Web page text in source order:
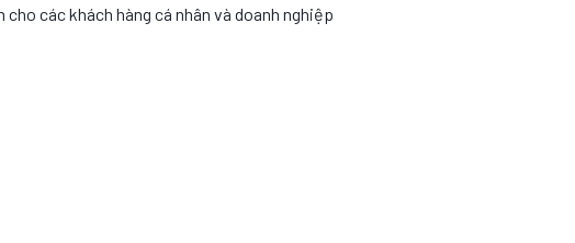
cho các khách hàng cá nhân và doanh nghiệp